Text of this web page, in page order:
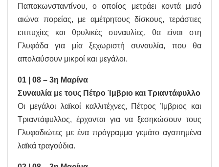
Παπακωνσταντίνου, ο οποίος μετράει κοντά μισό
αιώνα πορείας, με αμέτρητους δίσκους, τεράστιες
επιτυχίες και θρυλικές συναυλίες, θα είναι στη
Γλυφάδα για μία ξεχωριστή συναυλία, που θα
απολαύσουν μικροί και μεγάλοι.
01 | 08 – 3η Μαρίνα
Συναυλία με τους Πέτρο Ίμβριο και Τριαντάφυλλο
Οι μεγάλοι λαϊκοί καλλιτέχνες, Πέτρος Ίμβριος και
Τριαντάφυλλος, έρχονται για να ξεσηκώσουν τους
Γλυφαδιώτες με ένα πρόγραμμα γεμάτο αγαπημένα
λαϊκά τραγούδια.